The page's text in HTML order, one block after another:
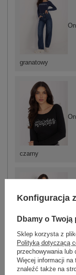
granatowy
czarny
ecru
Konfiguracja
Dbamy o
Sklep korzysta z
Polityką dotyczącą
przechowywania lub
Więcej informacji na
znaleźć także na